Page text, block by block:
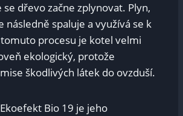
se dřevo začne zplynovat. Plyn,
následně spaluje a využívá se k
procesu je kotel velmi
ekologický, protože
škodlivých látek do ovzduší.
Bio 19 je jeho